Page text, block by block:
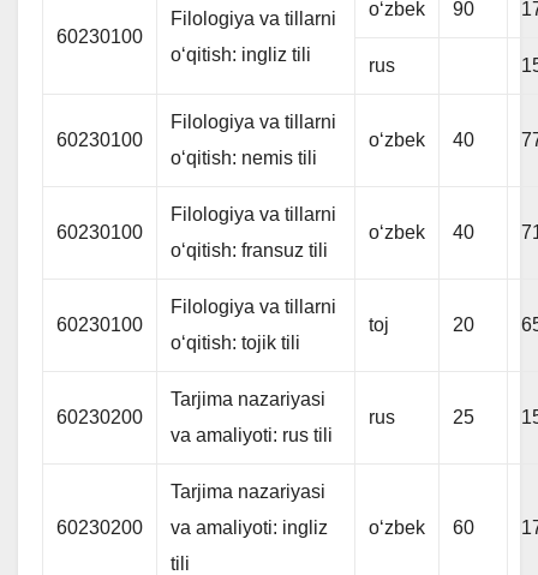
60230100
Filologiya va tillarni
oʻqitish: ingliz tili
oʻzbek 90
rus
60230100
Filologiya va tillarni
oʻqitish: nemis tili
oʻzbek 40
60230100
Filologiya va tillarni
oʻqitish: fransuz tili
oʻzbek 40
60230100
Filologiya va tillarni
oʻqitish: tojik tili
toj 20
60230200
Tarjima nazariyasi
va amaliyoti: rus tili
rus 25
60230200
Tarjima nazariyasi
va amaliyoti: ingliz
tili
oʻzbek 60